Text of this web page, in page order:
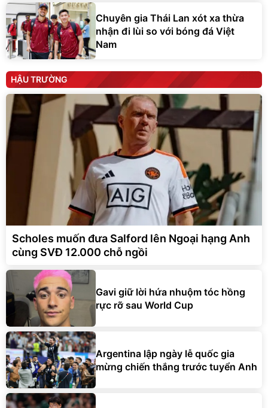
Chuyên gia Thái Lan xót xa thừa
nhận đi lùi so với bóng đá Việt
Nam
HẬU TRƯỜNG
Scholes muốn đưa Salford lên Ngoại hạng Anh
cùng SVĐ 12.000 chỗ ngồi
Gavi giữ lời hứa nhuộm tóc hồng
rực rỡ sau World Cup
Argentina lập ngày lễ quốc gia
mừng chiến thắng trước tuyển Anh